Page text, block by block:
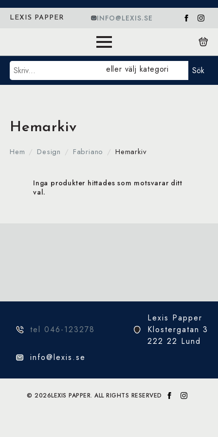
LEXIS PAPPER INFO@LEXIS.SE
Sök eller välj kategori Sök
Hemarkiv
Hem Design Fabriano Hemarkiv
Inga produkter hittades som motsvarar ditt
val.
tel 046-123278
Lexis Papper
Klostergatan 3
222 22 Lund
info@lexis.se
© 2026LEXIS PAPPER. ALL RIGHTS RESERVED